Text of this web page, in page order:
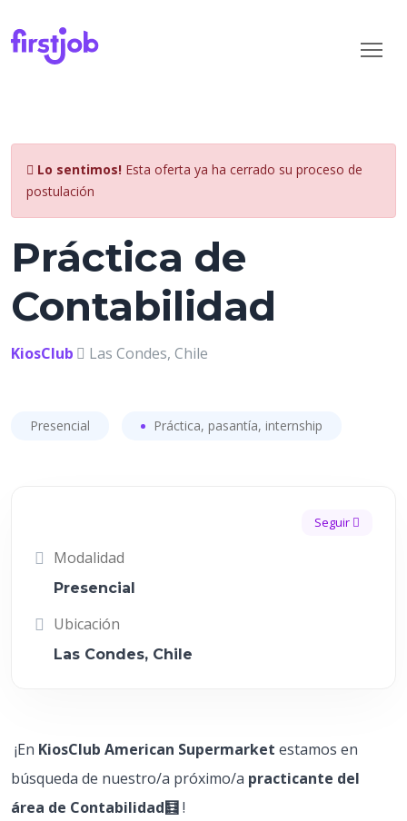
Lo sentimos! Esta oferta ya ha cerrado su proceso de
postulación
Práctica de
Contabilidad
KiosClub Las Condes, Chile
Presencial Práctica, pasantía, internship
Seguir
Modalidad
Presencial
Ubicación
Las Condes, Chile
¡En KiosClub American Supermarket estamos en
búsqueda de nuestro/a próximo/a practicante del
área de Contabilidad🧮​!